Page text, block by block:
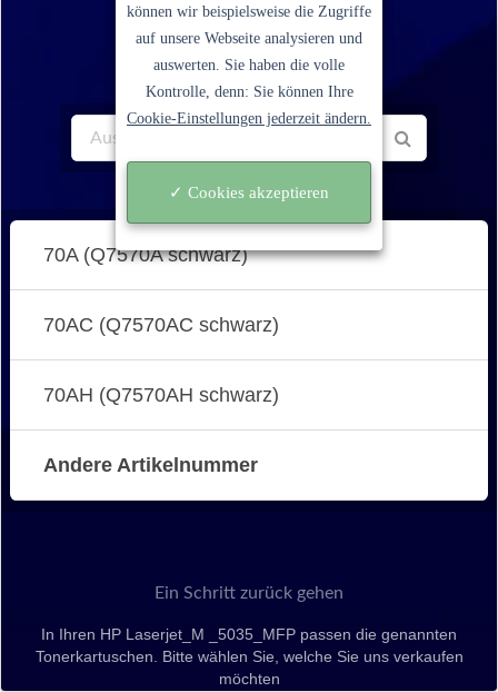
unseren Service.
70A (Q7570A schwarz)
70AC (Q7570AC schwarz)
70AH (Q7570AH schwarz)
Andere Artikelnummer
Ein Schritt zurück gehen
In Ihren HP Laserjet_M _5035_MFP passen die genannten
Tonerkartuschen. Bitte wählen Sie, welche Sie uns verkaufen
möchten
können wir beispielsweise die Zugriffe
auf unsere Webseite analysieren und
auswerten. Sie haben die volle
Kontrolle, denn: Sie können Ihre
Cookie-Einstellungen jederzeit ändern.
✓ Cookies akzeptieren